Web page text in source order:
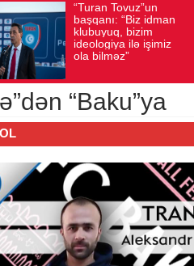
Vüqar
Avqust 05, 2026
“Baku”ya